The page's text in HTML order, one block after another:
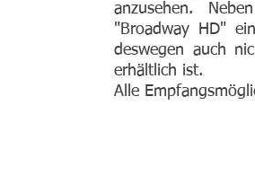
anzusehen.
"Broadway HD"
deswegen auch
erhältlich ist.
Alle